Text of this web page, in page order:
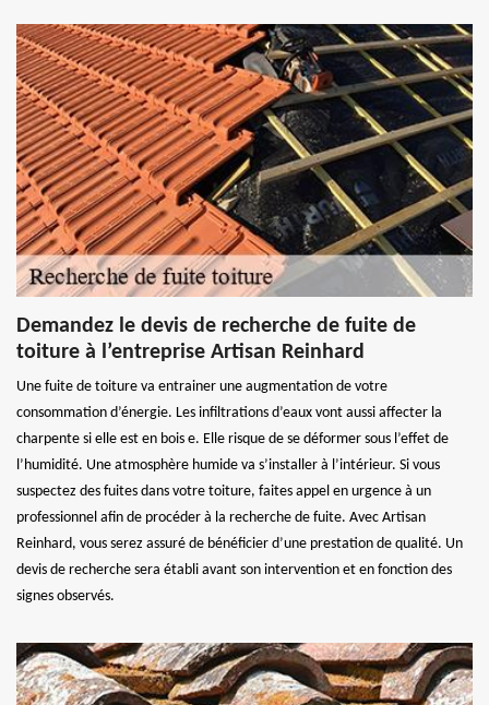
Demandez le devis de recherche de fuite de
toiture à l’entreprise Artisan Reinhard
Une fuite de toiture va entrainer une augmentation de votre
consommation d’énergie. Les infiltrations d’eaux vont aussi affecter la
charpente si elle est en bois e. Elle risque de se déformer sous l’effet de
l’humidité. Une atmosphère humide va s’installer à l’intérieur. Si vous
suspectez des fuites dans votre toiture, faites appel en urgence à un
professionnel afin de procéder à la recherche de fuite. Avec Artisan
Reinhard, vous serez assuré de bénéficier d’une prestation de qualité. Un
devis de recherche sera établi avant son intervention et en fonction des
signes observés.